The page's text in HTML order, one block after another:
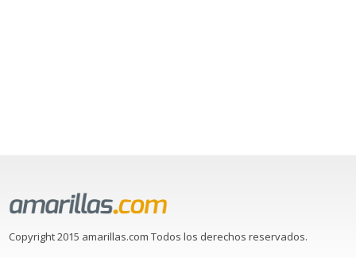
Copyright 2015 amarillas.com Todos los derechos reservados.